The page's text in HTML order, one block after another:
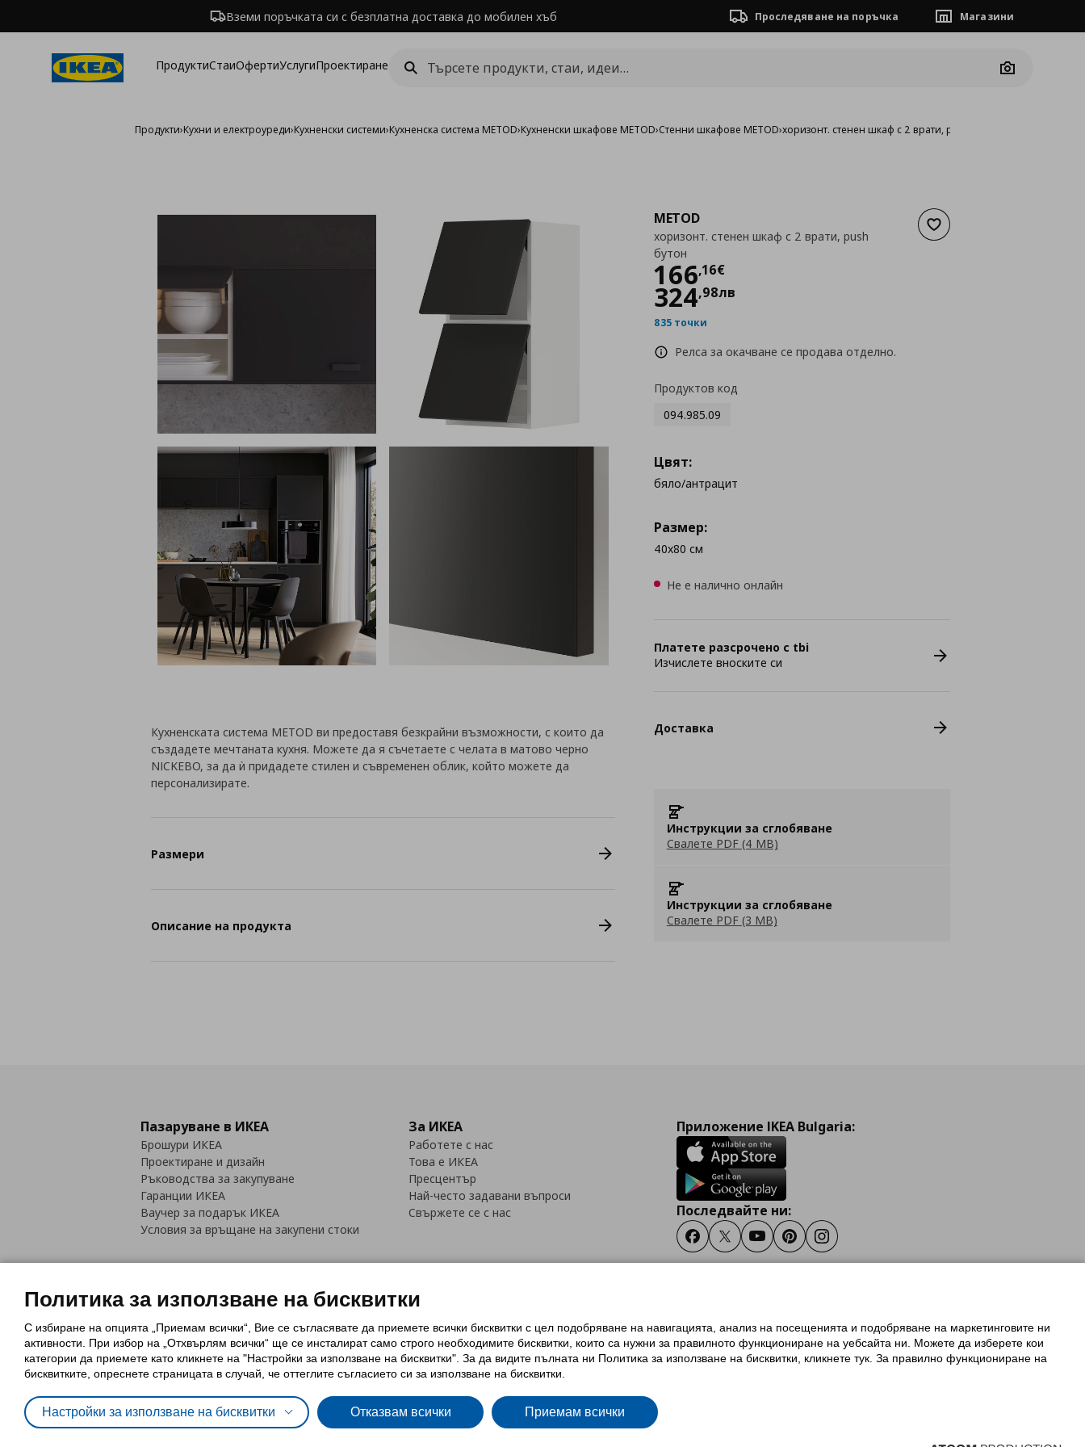
Вземи поръчката си с безплатна доставка до мобилен хъб Проследяване на поръчка Магазини
ПродуктиСтаиОфертиУслугиПроектиране
Camera
Продукти›Кухни и електроуреди›Кухненски системи›Кухненска система METOD›Кухненски шкафове METOD›Стенни шкафове METOD›хоризонт. стенен шкаф с 2 врати, push бутон
Добави към списъка с
METOD
хоризонт. стенен шкаф с 2 врати, push
бутон
166,16€
Цена
324,98лв
835 точки
Релса за окачване се продава отделно.
Продуктов код
094.985.09
Цвят:
бяло/антрацит
Размер:
40x80 см
Не е налично онлайн
Платете разсрочено с tbi
Изчислете вноските си
Доставка
Инструкции за сглобяване
Свалете PDF (4 MB)
Инструкции за сглобяване
Свалете PDF (3 MB)
Кухненската система METOD ви предоставя безкрайни възможности, с които да
създадете мечтаната кухня. Можете да я съчетаете с челата в матово черно
NICKEBO, за да ѝ придадете стилен и съвременен облик, който можете да
персонализирате.
Размери
Описание на продукта
Пазаруване в ИКЕА
Брошури ИКЕА
Проектиране и дизайн
Ръководства за закупуване
Гаранции ИКЕА
Ваучер за подарък ИКЕА
Условия за връщане на закупени стоки
За ИКЕА
Работете с нас
Това е ИКЕА
Пресцентър
Най-често задавани въпроси
Свържете се с нас
Приложение IKEA Bulgaria:
Последвайте ни:
FacebookTwitterYoutubePinterestInstagram
Политика за използване на бисквитки (Cookies)Избор на настройки за използване на бисквиткиУсловия за ползване на ikea.bg
Обща политика за личните данни
Политика за защита на личните данни на ikea.bg
Общи условия на програма IKEA Family
Политика за защита на лични данни на програма IKEA Family
Политика за използване на бисквитки
С избиране на опцията „Приемам всички“, Вие се съгласявате да приемете всички бисквитки с цел подобряване на навигацията, анализ на посещенията и подобряване на маркетинговите ни
активности. При избор на „Отхвърлям всички“ ще се инсталират само строго необходимитe бисквитки, които са нужни за правилното функциониране на уебсайта ни. Можете да изберете кои
категории да приемете като кликнете на "Настройки за използване на бисквитки". За да видите пълната ни Политика за използване на бисквитки, кликнете тук. За правилно функциониране на
бисквитките, опреснете страницата в случай, че оттеглите съгласието си за използване на бисквитки.
Настройки за използване на бисквитки Отказвам всички Приемам всички